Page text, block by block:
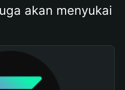
akan menyukai